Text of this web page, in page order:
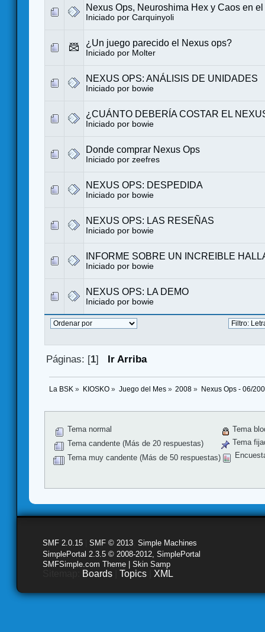
Nexus Ops, Neuroshima Hex y Caos en
Iniciado por Carquinyoli
¿Un juego parecido el Nexus ops?
Iniciado por Molter
NEXUS OPS: ANÁLISIS DE UNIDADES
Iniciado por bowie
¿CUÁNTO DEBERÍA COSTAR EL
Iniciado por bowie
Donde comprar Nexus Ops
Iniciado por zeefres
NEXUS OPS: DESPEDIDA
Iniciado por bowie
NEXUS OPS: LAS RESEÑAS
Iniciado por bowie
INFORME SOBRE UN INCREIBLE
Iniciado por bowie
NEXUS OPS: LA DEMO
Iniciado por bowie
Páginas: [1] Ir Arriba
La BSK » KIOSKO» Juego del Mes» 2008 » Nexus Ops - 06/
Tema normal
Tema candente (Más de 20 respuestas)
Tema muy candente (Más de 50 respuestas)
Tema
Tema
SMF 2.0.15 SMF © 2013 Simple Machines
SimplePortal 2.3.5 © 2008-2012, SimplePortal
SMFSimple.com Theme | Skin Samp
Boards Topics XML